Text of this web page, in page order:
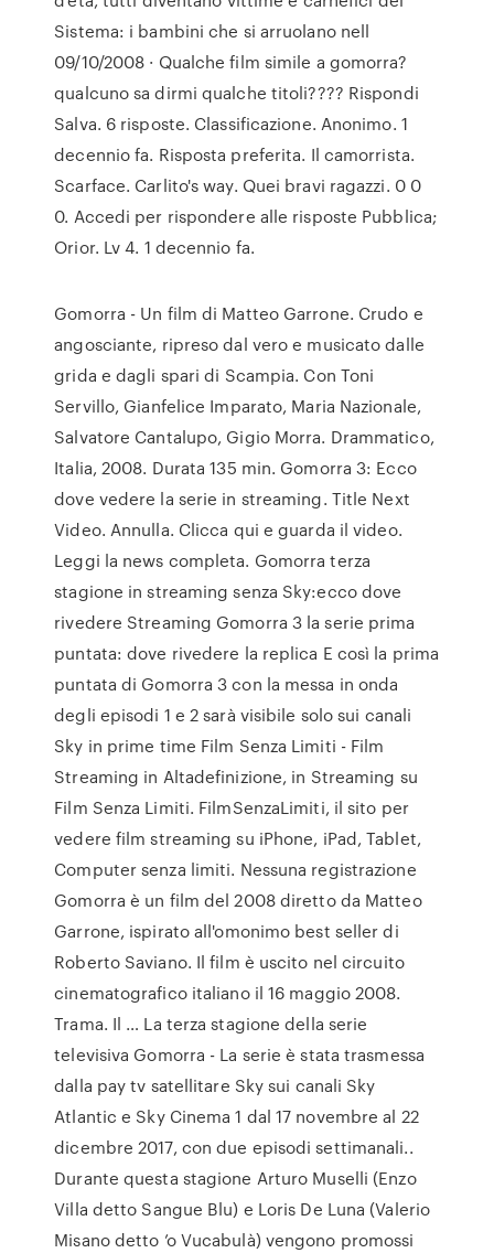
Sistema: i bambini che si arruolano nell
09/10/2008 · Qualche film simile a gomorra?
qualcuno sa dirmi qualche titoli???? Rispondi
Salva. 6 risposte. Classificazione. Anonimo. 1
decennio fa. Risposta preferita. Il camorrista.
Scarface. Carlito's way. Quei bravi ragazzi. 0 0
0. Accedi per rispondere alle risposte Pubblica;
Orior. Lv 4. 1 decennio fa.
Gomorra - Un film di Matteo Garrone. Crudo e
angosciante, ripreso dal vero e musicato dalle
grida e dagli spari di Scampia. Con Toni
Servillo, Gianfelice Imparato, Maria Nazionale,
Salvatore Cantalupo, Gigio Morra. Drammatico,
Italia, 2008. Durata 135 min. Gomorra 3: Ecco
dove vedere la serie in streaming. Title Next
Video. Annulla. Clicca qui e guarda il video.
Leggi la news completa. Gomorra terza
stagione in streaming senza Sky:ecco dove
rivedere Streaming Gomorra 3 la serie prima
puntata: dove rivedere la replica E così la prima
puntata di Gomorra 3 con la messa in onda
degli episodi 1 e 2 sarà visibile solo sui canali
Sky in prime time Film Senza Limiti - Film
Streaming in Altadefinizione, in Streaming su
Film Senza Limiti. FilmSenzaLimiti, il sito per
vedere film streaming su iPhone, iPad, Tablet,
Computer senza limiti. Nessuna registrazione
Gomorra è un film del 2008 diretto da Matteo
Garrone, ispirato all'omonimo best seller di
Roberto Saviano. Il film è uscito nel circuito
cinematografico italiano il 16 maggio 2008.
Trama. Il … La terza stagione della serie
televisiva Gomorra - La serie è stata trasmessa
dalla pay tv satellitare Sky sui canali Sky
Atlantic e Sky Cinema 1 dal 17 novembre al 22
dicembre 2017, con due episodi settimanali..
Durante questa stagione Arturo Muselli (Enzo
Villa detto Sangue Blu) e Loris De Luna (Valerio
Misano detto ’o Vucabulà) vengono promossi